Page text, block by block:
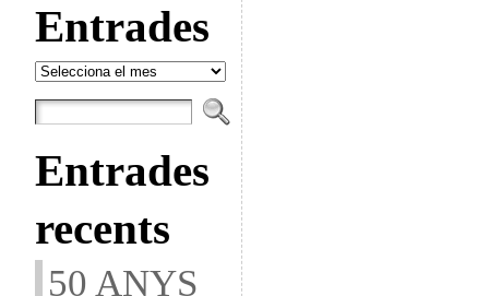
Entrades
Entrades
Entrades
recents
50 ANYS